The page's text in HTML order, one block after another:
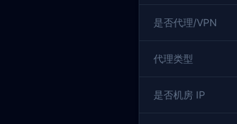
是否代理/VPN
代理类型
是否机房 IP